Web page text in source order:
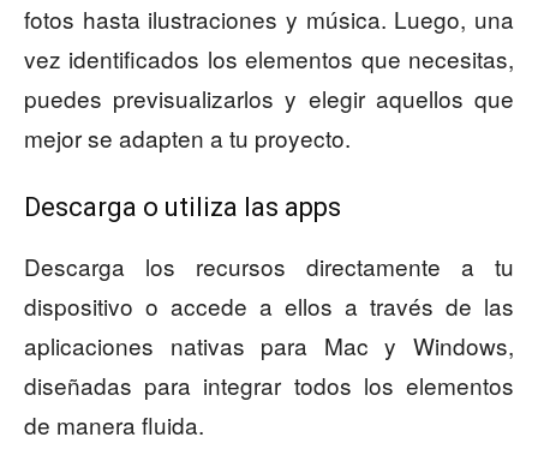
fotos hasta ilustraciones y música. Luego, una
vez identificados los elementos que necesitas,
puedes previsualizarlos y elegir aquellos que
mejor se adapten a tu proyecto.
Descarga o utiliza las apps
Descarga los recursos directamente a tu
dispositivo o accede a ellos a través de las
aplicaciones nativas para Mac y Windows,
diseñadas para integrar todos los elementos
de manera fluida.